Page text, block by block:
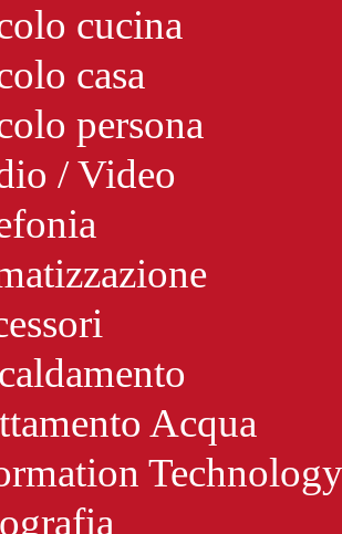
cucina
casa
persona
/ Video
Acqua
Technology